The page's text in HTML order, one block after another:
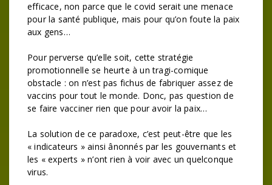
efficace, non parce que le covid serait une menace
pour la santé publique, mais pour qu’on foute la paix
aux gens…
Pour perverse qu’elle soit, cette stratégie
promotionnelle se heurte à un tragi-comique
obstacle : on n’est pas fichus de fabriquer assez de
vaccins pour tout le monde. Donc, pas question de
se faire vacciner rien que pour avoir la paix…
La solution de ce paradoxe, c’est peut-être que les
« indicateurs » ainsi ânonnés par les gouvernants et
les « experts » n’ont rien à voir avec un quelconque
virus.